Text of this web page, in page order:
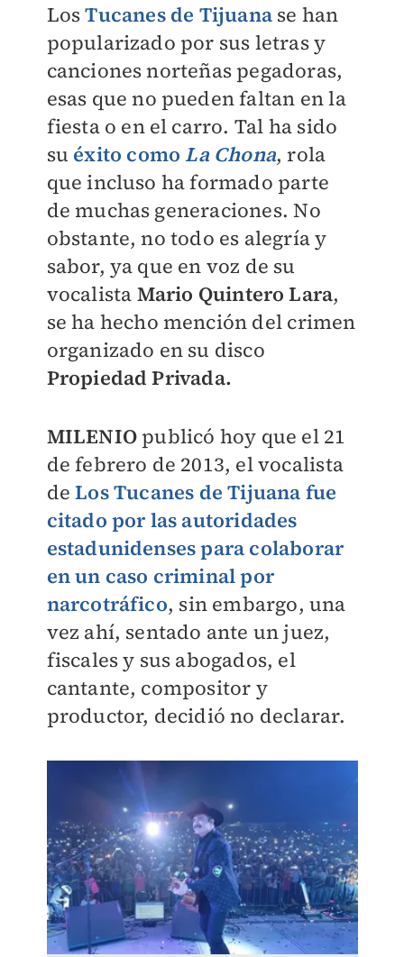
LosTucanes de Tijuanase han
popularizado por sus letras y
canciones norteñas pegadoras,
esas que no pueden faltan en la
fiesta o en el carro. Tal ha sido
su éxito como La Chona, rola
que incluso ha formado parte
de muchas generaciones. No
obstante, no todo es alegría y
sabor, ya que en voz de su
vocalista Mario Quintero Lara,
se ha hecho mención del crimen
organizado en su disco
Propiedad Privada.
MILENIOpublicó hoy que el 21
de febrero de 2013, el vocalista
deLos Tucanes de Tijuana fue
citado por las autoridades
estadunidenses para colaborar
en un caso criminal por
narcotráfico, sin embargo, una
vez ahí, sentado ante un juez,
fiscales y sus abogados, el
cantante, compositor y
productor, decidió no declarar.